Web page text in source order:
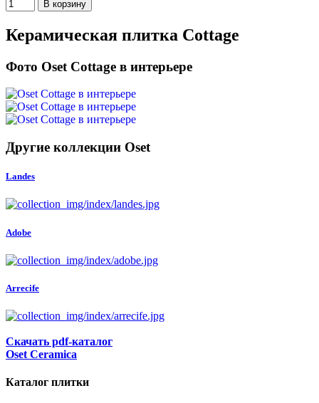
Керамическая плитка Cottage
Фото Oset Cottage в интерьере
Другие коллекции Oset
Landes
Adobe
Arrecife
Скачать pdf-каталог
Oset Ceramica
Каталог плитки